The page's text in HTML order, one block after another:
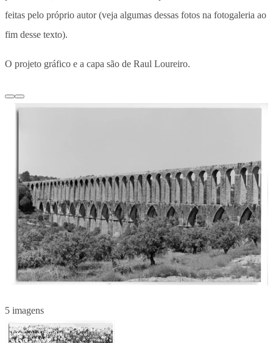
feitas pelo próprio autor (veja algumas dessas fotos na fotogaleria ao
fim desse texto).
O projeto gráfico e a capa são de Raul Loureiro.
5 imagens